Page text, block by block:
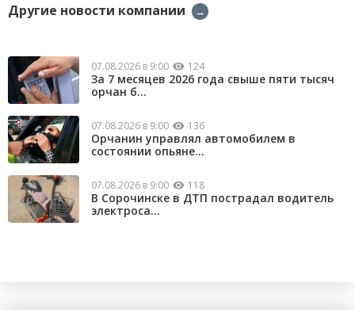
Другие новости компании →
07.08.2026 в 9:00 124
За 7 месяцев 2026 года свыше пяти тысяч
орчан б...
07.08.2026 в 9:00 136
Орчанин управлял автомобилем в
состоянии опьяне...
07.08.2026 в 9:00 118
В Сорочинске в ДТП пострадал водитель
электроса...